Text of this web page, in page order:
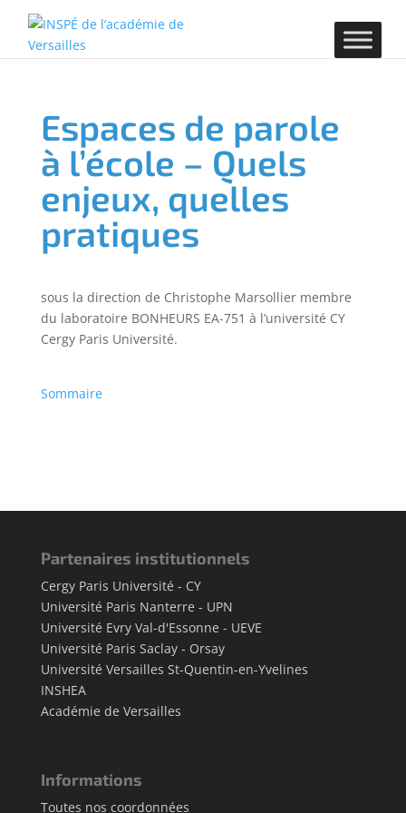
Espaces de parole
à l’école – Quels
enjeux, quelles
pratiques
sous la direction de Christophe Marsollier membre
du laboratoire BONHEURS EA-751 à l’université CY
Cergy Paris Université.
Sommaire
Partenaires institutionnels
Cergy Paris Université - CY
Université Paris Nanterre - UPN
Université Evry Val-d'Essonne - UEVE
Université Paris Saclay - Orsay
Université Versailles St-Quentin-en-Yvelines
INSHEA
Académie de Versailles
Informations
Toutes nos coordonnées